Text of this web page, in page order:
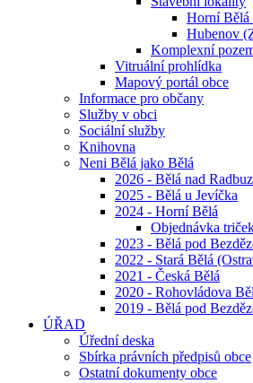
Horní Bělá
Hubenov
Komplexní
Vitruální prohlídka
Mapový portál obce
Informace pro občany
Služby v obci
Sociální služby
Knihovna
Neni Bělá jako Bělá
2026 - Bělá nad
2025 - Bělá u Jevíčka
2024 - Horní Bělá
Objednávka
2023 - Bělá pod
2022 - Stará Bělá
2021 - Česká Bělá
2020 - Rohovládova
2019 - Bělá pod
ÚŘAD
Úřední deska
Sbírka právních předpisů obce
Ostatní dokumenty obce